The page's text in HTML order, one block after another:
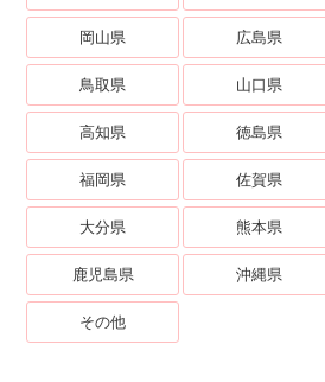
岡山県 広島県
鳥取県 山口県
高知県 徳島県
福岡県 佐賀県
大分県 熊本県
鹿児島県 沖縄県
その他